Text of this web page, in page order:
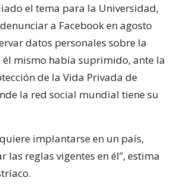
el tema para la Universidad,
a Facebook en agosto
datos personales sobre la
mismo había suprimido, ante la
de la Vida Privada de
la red social mundial tiene su
implantarse en un país,
las reglas vigentes en él”, estima